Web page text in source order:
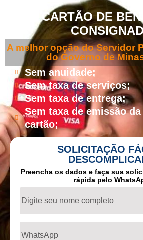
CARTÃO DE
A melhor opção do Servidor
do Governo de
Sem anuidade;
Sem taxa de serviços;
Sem taxa de entrega;
Sem taxa de emissão da
cartão;
SOLICITAÇÃO
Preencha os dados e faça sua
rápida pelo